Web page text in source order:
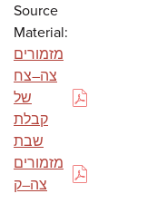
Source
Material:
מזמורים
צה–צח
של
קבלת
שבת
(PDF)
מזמורים
צה–ק
(PDF)